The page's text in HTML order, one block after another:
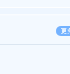
更